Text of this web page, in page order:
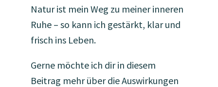
Natur ist mein Weg zu meiner inneren
Ruhe – so kann ich gestärkt, klar und
frisch ins Leben.
Gerne möchte ich dir in diesem
Beitrag mehr über die Auswirkungen